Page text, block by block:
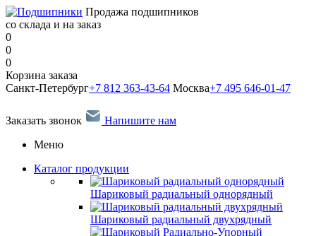
Продажа подшипников
со склада и на заказ
0
0
0
Корзина заказа
Санкт-Петербург+7 812 363-43-64 Москва+7 495 646-01-47
Заказать звонок
Напишите нам
Меню
Каталог продукции
Шариковый радиальный однорядный
Шариковый радиальный двухрядный